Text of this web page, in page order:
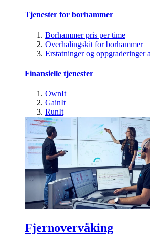
Tjenester for borhammer
Borhammer pris per time
Overhalingskit for borhammer
Erstatninger og oppgraderinger
Finansielle tjenester
OwnIt
GainIt
RunIt
Fjernovervåking